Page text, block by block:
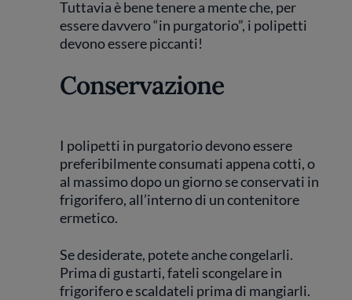
Tuttavia è bene tenere a mente che, per
essere davvero “in purgatorio”, i polipetti
devono essere piccanti!
Conservazione
I polipetti in purgatorio devono essere
preferibilmente consumati appena cotti, o
al massimo dopo un giorno se conservati in
frigorifero, all’interno di un contenitore
ermetico.
Se desiderate, potete anche congelarli.
Prima di gustarti, fateli scongelare in
frigorifero e scaldateli prima di mangiarli.